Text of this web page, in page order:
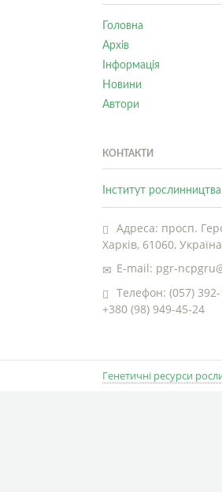
Головна
Архів
Інформація
Новини
Автори
КОНТАКТИ
Інститут
Адреса: просп.
Харків, 61060, Україна
E-mail: pgr-
Телефон: (057)
+380 (98) 949-45-24
Генетичні ресурси